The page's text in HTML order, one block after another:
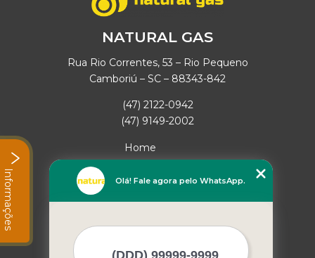
NATURAL GAS
Rua Rio Correntes, 53 – Rio Pequeno
Camboriú – SC – 88343-842
(47) 2122-0942
(47) 9149-2002
Home
Empresa
Missão
Mapa do site
Olá! Fale agora pelo WhatsApp.
Informações